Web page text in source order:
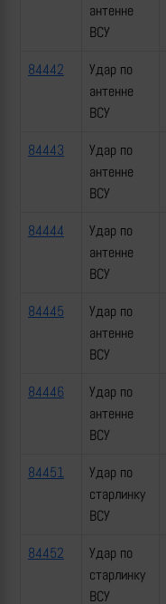
антенне
ВСУ
84442
Удар по
антенне
ВСУ
84443
Удар по
антенне
ВСУ
84444
Удар по
антенне
ВСУ
84445
Удар по
антенне
ВСУ
84446
Удар по
антенне
ВСУ
84451
Удар по
старлинку
ВСУ
84452
Удар по
старлинку
ВСУ